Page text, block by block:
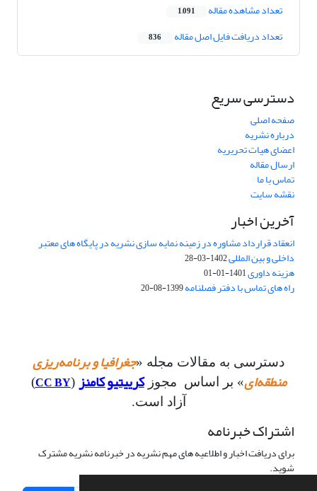
تعداد مشاهده مقاله 1,091
تعداد دریافت فایل اصل مقاله 836
دسترسی سریع
صفحه اصلی
درباره نشریه
اعضای هیات تحریریه
ارسال مقاله
تماس با ما
نقشه سایت
آخرین اخبار
انعقاد قرارداد مشاوره در زمینه نمایه سازی نشریه در پایگاه های معتبر
داخلی و بین المللی1402-03-28
هزینه داوری1401-01-01
راه های تماس با دفتر فصلنامه1399-08-20
دسترسی به مقالات مجله «جغرافیا و برنامه‌ریزی
منطقه‌ای» بر اساس مجوزکرییتیو کامنز (
CC BY
)
آزاد است.
اشتراک خبرنامه
برای دریافت اخبار و اطلاعیه های مهم نشریه در خبرنامه نشریه مشترک
شوید.